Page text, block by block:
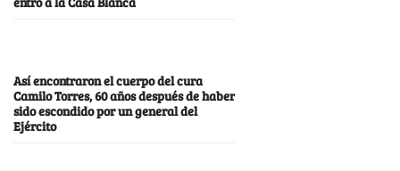
Así encontraron el cuerpo del cura
Camilo Torres, 60 años después de haber
sido escondido por un general del
Ejército